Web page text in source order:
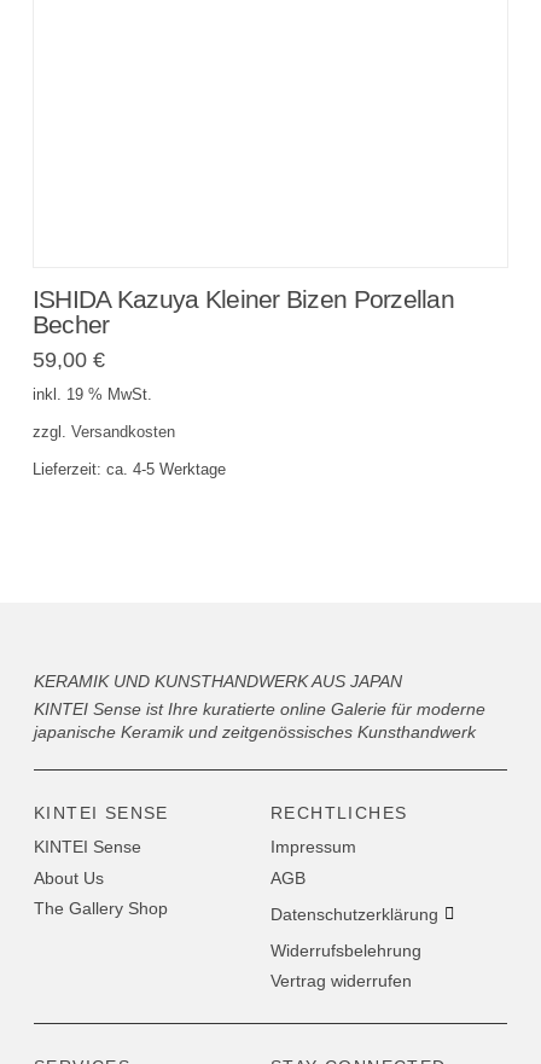
ISHIDA Kazuya Kleiner Bizen Porzellan
Becher
59,00 €
inkl. 19 % MwSt.
zzgl. Versandkosten
Lieferzeit: ca. 4-5 Werktage
KERAMIK UND KUNSTHANDWERK AUS JAPAN
KINTEI Sense ist Ihre kuratierte online Galerie für moderne
japanische Keramik und zeitgenössisches Kunsthandwerk
KINTEI SENSE
KINTEI Sense
About Us
The Gallery Shop
RECHTLICHES
Impressum
AGB
Datenschutzerklärung
Widerrufsbelehrung
Vertrag widerrufen